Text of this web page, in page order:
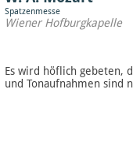
Spatzenmesse
Wiener Hofburgkapelle
Es wird höflich gebeten,
und Tonaufnahmen sind